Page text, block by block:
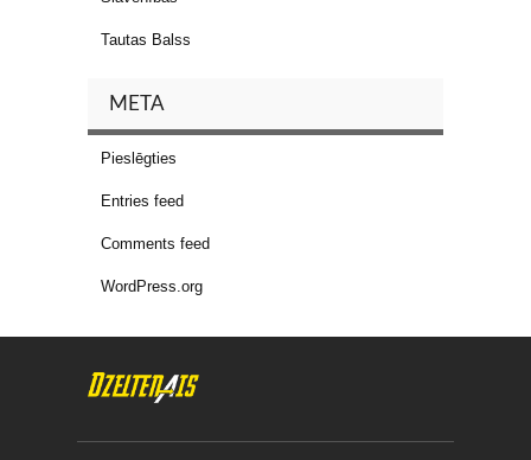
Tautas Balss
META
Pieslēgties
Entries feed
Comments feed
WordPress.org